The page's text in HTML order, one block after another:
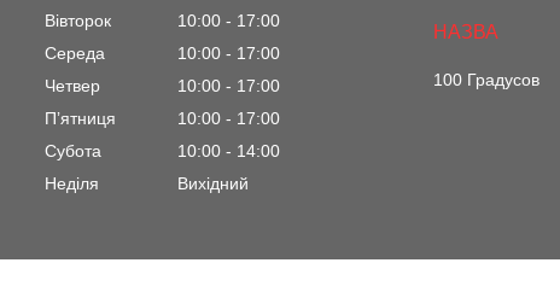
Вівторок
10:00
17:00
Середа
10:00
17:00
Четвер
10:00
17:00
Пʼятниця
10:00
17:00
Субота
10:00
14:00
Неділя
Вихідний
100 Градусов